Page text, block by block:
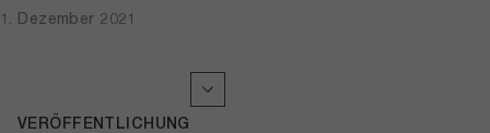
1. Dezember 2021
VERÖFFENTLICHUNG